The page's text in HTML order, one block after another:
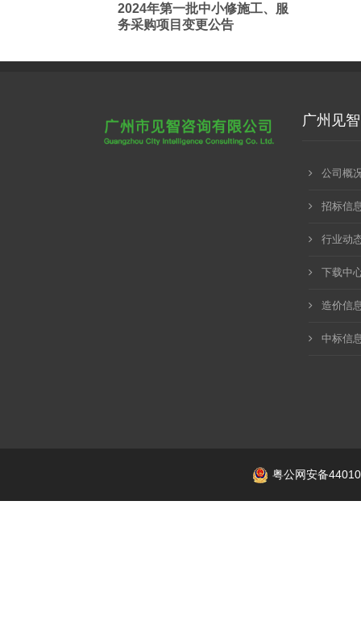
2024年第一批中小修施工、服
务采购项目变更公告
广州见智
公司概
招标信
行业动
下载中
造价信
中标信
粤公网安备